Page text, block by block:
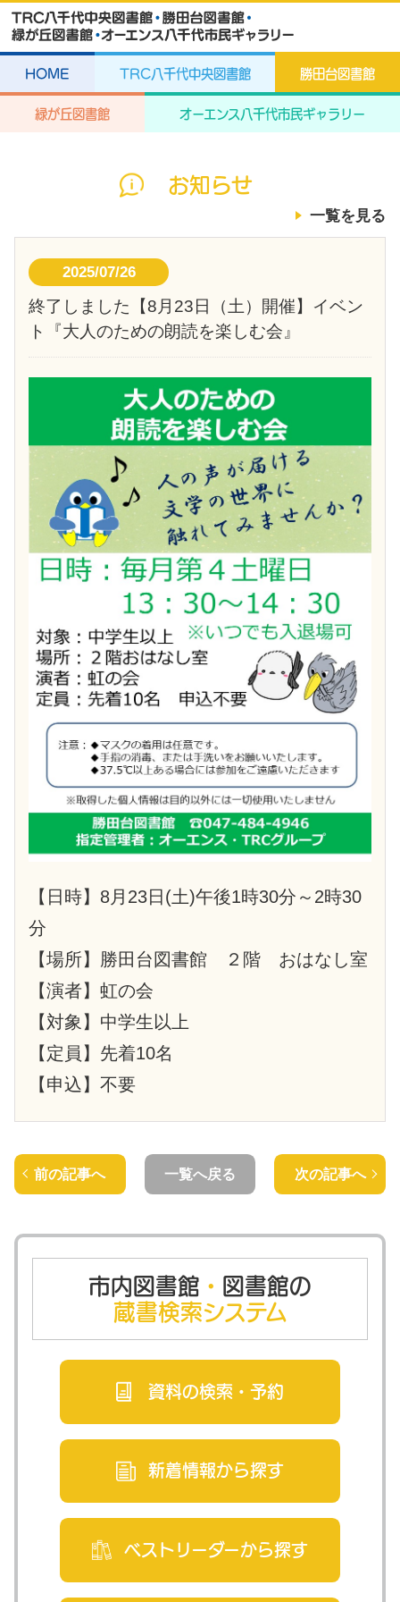
HOME TRC八千代中央図書館 勝田台図書館
緑が丘図書館 オーエンス八千代市民ギャラリー
お知らせ
一覧を見る
2025/07/26
終了しました【8月23日（土）開催】イベン
ト『大人のための朗読を楽しむ会』
【日時】8月23日(土)午後1時30分～2時30
分
【場所】勝田台図書館 ２階 おはなし室
【演者】虹の会
【対象】中学生以上
【定員】先着10名
【申込】不要
前の記事へ 一覧へ戻る 次の記事へ
市内図書館 ・ 図書館の
蔵書検索システム
資料の検索・ 予約
新着情報から探す
ベストリーダーから探す